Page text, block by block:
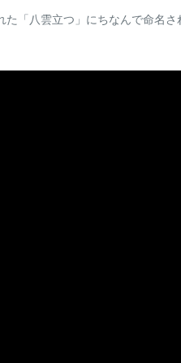
「八雲立つ」にちなんで命名さ